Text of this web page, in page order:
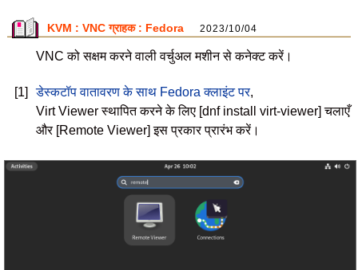
KVM : VNC ग्राहक : Fedora 2023/10/04
VNC को सक्षम करने वाली वर्चुअल मशीन से कनेक्ट करें।
[1] डेस्कटॉप वातावरण के साथ Fedora क्लाइंट पर,
Virt Viewer स्थापित करने के लिए [dnf install virt-viewer] चलाएँ
और [Remote Viewer] इस प्रकार प्रारंभ करें।